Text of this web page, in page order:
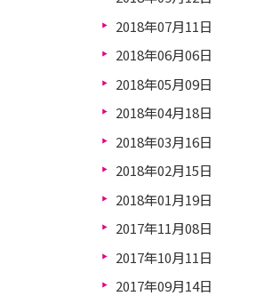
2018年07月11日
2018年06月06日
2018年05月09日
2018年04月18日
2018年03月16日
2018年02月15日
2018年01月19日
2017年11月08日
2017年10月11日
2017年09月14日